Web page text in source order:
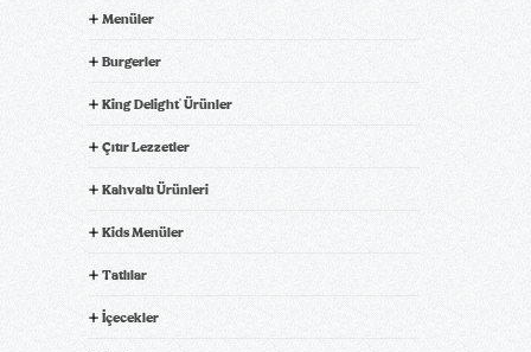
Menüler
Burgerler
King Delight® Ürünler
Çıtır Lezzetler
Kahvaltı Ürünleri
Kids Menüler
Tatlılar
İçecekler